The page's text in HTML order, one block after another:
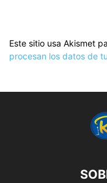
Este sitio usa Akismet
procesan los datos de